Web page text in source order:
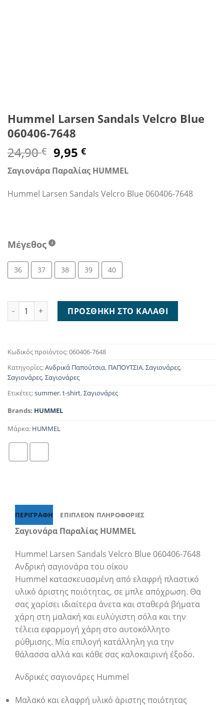
Hummel Larsen Sandals Velcro Blue
060406-7648
24,90€ Original
price
was:
24,90 €.
9,95€Η
τρέχουσα
τιμή
είναι:
9,95 €.
Σαγιονάρα Παραλίας HUMMEL
Hummel Larsen Sandals Velcro Blue 060406-7648
Μέγεθος
36 37 38 39 40
Hummel Larsen Sandals Velcro Blue 060406-7648 ποσότητα
ΠΡΟΣΘΉΚΗ ΣΤΟ ΚΑΛΆΘΙ
Κωδικός προϊόντος:060406-7648
Κατηγορίες:Ανδρικά Παπούτσια, ΠΑΠΟΥΤΣΙΑ,Σαγιονάρες,
Σαγιονάρες,Σαγιονάρες
Ετικέτες:summer,t-shirt,Σαγιονάρες
Brands: HUMMEL
Μάρκα: HUMMEL
ΠΕΡΙΓΡΑΦΉ ΕΠΙΠΛΈΟΝ ΠΛΗΡΟΦΟΡΊΕΣ
Σαγιονάρα Παραλίας HUMMEL
Hummel Larsen Sandals Velcro Blue 060406-7648
Ανδρική σαγιονάρα του οίκου
Hummel κατασκευασμένη από ελαφρή πλαστικό
υλικό άριστης ποιότητας, σε μπλε απόχρωση. Θα
σας χαρίσει ιδιαίτερα άνετα και σταθερά βήματα
χάρη στη μαλακή και ευλύγιστη σόλα και την
τέλεια εφαρμογή χάρη στο αυτοκόλλητο
ρύθμισης. Μία επιλογή κατάλληλη για την
θάλασσα αλλά και κάθε σας καλοκαιρινή έξοδο.
Ανδρικές σαγιονάρες Hummel
Μαλακό και ελαφρή υλικό άριστης ποιότητας